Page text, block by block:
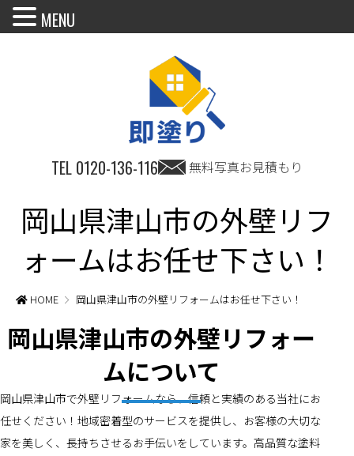
TEL 0120-136-116 無料写真お見積もり
岡山県津山市の外壁リフ
ォームはお任せ下さい！
HOME 岡山県津山市の外壁リフォームはお任せ下さい！
岡山県津山市の外壁リフォー
ムについて
岡山県津山市で外壁リフォームなら、信頼と実績のある当社にお
任せください！地域密着型のサービスを提供し、お客様の大切な
家を美しく、長持ちさせるお手伝いをしています。高品質な塗料
MENU